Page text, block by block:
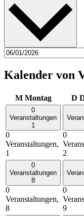
Kalender von
M Montag D
0
Veranstaltungen
1
0
Veranstaltungen,
1
0
2
0
Veranstaltungen
8
0
Veranstaltungen,
8
0
9